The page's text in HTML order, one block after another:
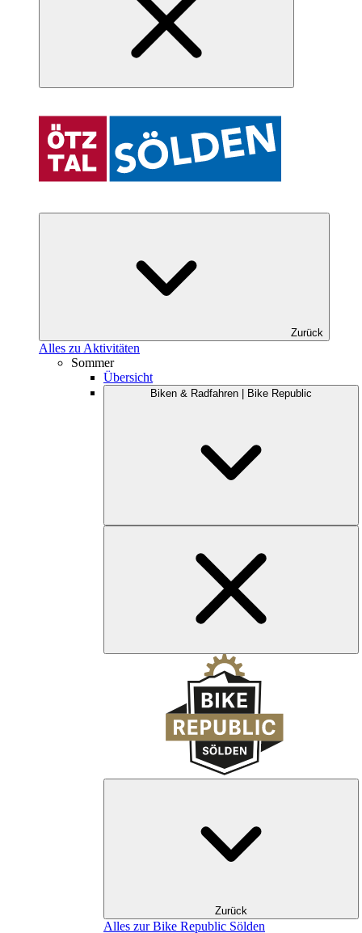
Zurück
Alles zu Aktivitäten
Sommer
Übersicht
Biken & Radfahren | Bike Republic
Zurück
Alles zur Bike Republic Sölden